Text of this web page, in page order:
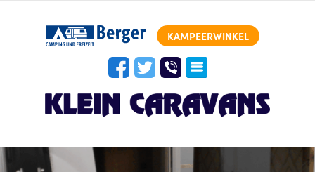
KAMPEERWINKEL